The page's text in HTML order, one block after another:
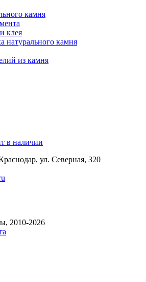
камня
клея
натурального камня
из камня
в наличии
ул. Северная, 320
2010-2026